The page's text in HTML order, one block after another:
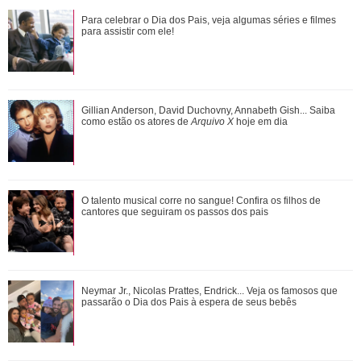
Divulgação
Gulnaz muda de ideia sobre Omer e o convida para um chá.
Veja o resumo dos capítulos de Cor...
Adriana manda Iuri procurar o anel de Arthur. Veja o resumo
dos capítulos de Quem Ama Cuida
O talento musical corre no sangue! Confira os filhos de
cantores que seguiram os passos dos p...
João Raul diz para Agrado que não está conseguindo
conviver com seu sucesso. Veja os resum...
Para celebrar o Dia dos Pais, veja algumas séries e filmes
para assistir com ele!
Gillian Anderson, David Duchovny, Annabeth Gish... Saiba
como estão os atores de Arquivo X hoje em dia
O talento musical corre no sangue! Confira os filhos de
cantores que seguiram os passos dos pais
Neymar Jr., Nicolas Prattes, Endrick... Veja os famosos que
passarão o Dia dos Pais à espera de seus bebês